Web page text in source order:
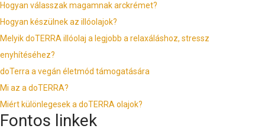
Hogyan válasszak magamnak arckrémet?
Hogyan készülnek az illóolajok?
Melyik doTERRA illóolaj a legjobb a relaxáláshoz, stressz
enyhítéséhez?
doTerra a vegán életmód támogatására
Mi az a doTERRA?
Miért különlegesek a doTERRA olajok?
Fontos linkek